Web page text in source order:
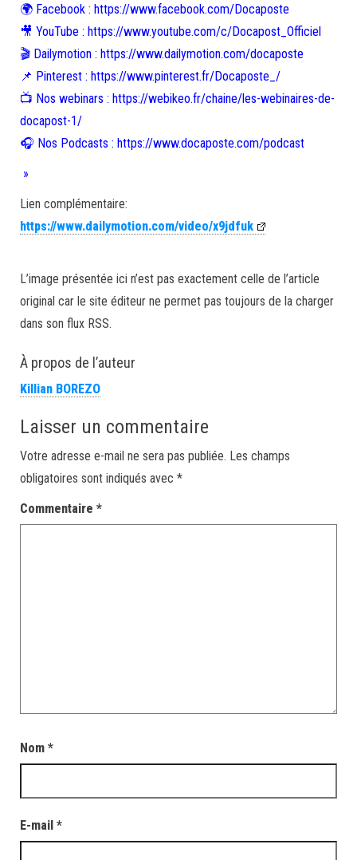
🌍 Facebook : https://www.facebook.com/Docaposte
🎥 YouTube : https://www.youtube.com/c/Docapost_Officiel
🎬 Dailymotion : https://www.dailymotion.com/docaposte
📌 Pinterest : https://www.pinterest.fr/Docaposte_/
📺 Nos webinars : https://webikeo.fr/chaine/les-webinaires-de-
docapost-1/
🎧 Nos Podcasts : https://www.docaposte.com/podcast
»
Lien complémentaire:
https://www.dailymotion.com/video/x9jdfuk
L’image présentée ici n’est pas exactement celle de l’article
original car le site éditeur ne permet pas toujours de la charger
dans son flux RSS.
À propos de l’auteur
Killian BOREZO
Laisser un commentaire
Votre adresse e-mail ne sera pas publiée. Les champs
obligatoires sont indiqués avec *
Commentaire *
Nom *
E-mail *